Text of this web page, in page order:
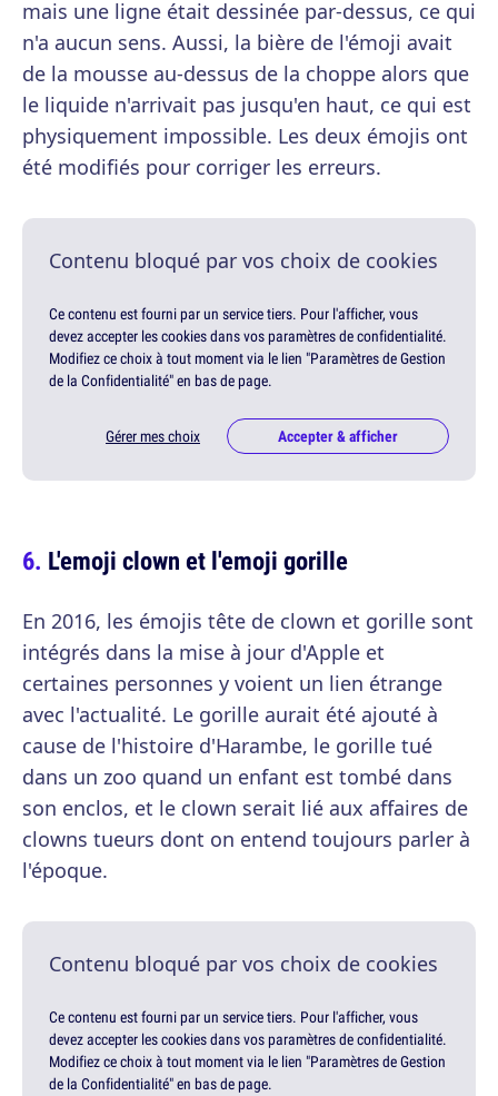
mais une ligne était dessinée par-dessus, ce qui
n'a aucun sens. Aussi, la bière de l'émoji avait
de la mousse au-dessus de la choppe alors que
le liquide n'arrivait pas jusqu'en haut, ce qui est
physiquement impossible. Les deux émojis ont
été modifiés pour corriger les erreurs.
Contenu bloqué par vos choix de cookies
Ce contenu est fourni par un service tiers. Pour l'afficher, vous
devez accepter les cookies dans vos paramètres de confidentialité.
Modifiez ce choix à tout moment via le lien "Paramètres de Gestion
de la Confidentialité" en bas de page.
Gérer mes choix Accepter & afficher
L'emoji clown et l'emoji gorille
En 2016, les émojis tête de clown et gorille sont
intégrés dans la mise à jour d'Apple et
certaines personnes y voient un lien étrange
avec l'actualité. Le gorille aurait été ajouté à
cause de l'histoire d'Harambe, le gorille tué
dans un zoo quand un enfant est tombé dans
son enclos, et le clown serait lié aux affaires de
clowns tueurs dont on entend toujours parler à
l'époque.
Contenu bloqué par vos choix de cookies
Ce contenu est fourni par un service tiers. Pour l'afficher, vous
devez accepter les cookies dans vos paramètres de confidentialité.
Modifiez ce choix à tout moment via le lien "Paramètres de Gestion
de la Confidentialité" en bas de page.